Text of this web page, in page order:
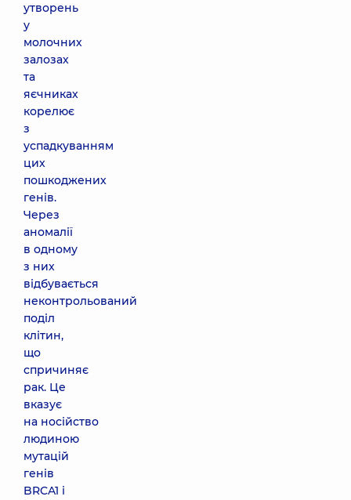
утворень
у
молочних
залозах
та
яєчниках
корелює
з
успадкуванням
цих
пошкоджених
генів.
Через
аномалії
в одному
з них
відбувається
неконтрольований
поділ
клітин,
що
спричиняє
рак. Це
вказує
на носійство
людиною
мутацій
генів
BRCA1 і